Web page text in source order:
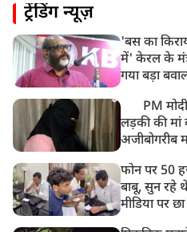
ट्रेंडिंग न्यूज़
'बस का
में' केरल के
गया बड़ा
PM
लड़की की
अजीबोगरीब
फोन पर 50
बाबू, सुन रहे
मीडिया पर